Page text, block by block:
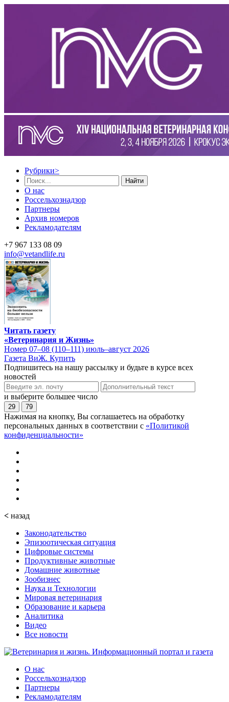
Рубрики>
Найти
О нас
Россельхознадзор
Партнеры
Архив номеров
Рекламодателям
+7 967 133 08 09
info@vetandlife.ru
Читать газету
«Ветеринария и Жизнь»
Номер 07–08 (110–111) июль–август 2026
Газета ВиЖ. Купить
Подпишитесь на нашу рассылку и будьте в курсе всех
новостей
и выберите большее число
29 79
Нажимая на кнопку, Вы соглашаетесь на обработку
персональных данных в соответствии с «Политикой
конфиденциальности»
< назад
Законодательство
Эпизоотическая ситуация
Цифровые системы
Продуктивные животные
Домашние животные
Зообизнес
Наука и Технологии
Мировая ветеринария
Образование и карьера
Аналитика
Видео
Все новости
О нас
Россельхознадзор
Партнеры
Рекламодателям